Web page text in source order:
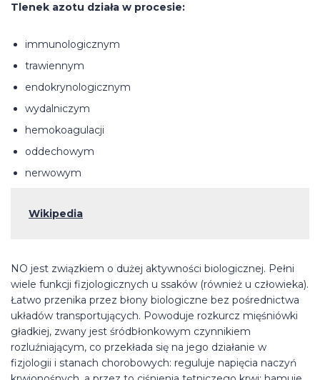
Tlenek azotu działa w procesie:
immunologicznym
trawiennym
endokrynologicznym
wydalniczym
hemokoagulacji
oddechowym
nerwowym
Wikipedia
NO jest związkiem o dużej aktywności biologicznej. Pełni
wiele funkcji fizjologicznych u ssaków (również u człowieka).
Łatwo przenika przez błony biologiczne bez pośrednictwa
układów transportujących. Powoduje rozkurcz mięśniówki
gładkiej, zwany jest śródbłonkowym czynnikiem
rozluźniającym, co przekłada się na jego działanie w
fizjologii i stanach chorobowych: reguluje napięcia naczyń